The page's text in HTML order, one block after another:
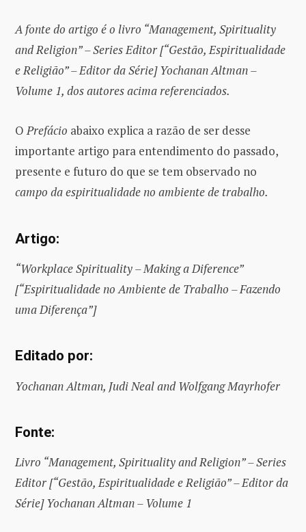
A fonte do artigo é o livro “Management, Spirituality
and Religion” – Series Editor [“Gestão, Espiritualidade
e Religião” – Editor da Série] Yochanan Altman –
Volume 1, dos autores acima referenciados.
OPrefácio abaixo explica a razão de ser desse
importante artigo para entendimento do passado,
presente e futuro do que se tem observado no
campo da espiritualidade no ambiente de trabalho.
Artigo:
“Workplace Spirituality – Making a Diference”
[“Espiritualidade no Ambiente de Trabalho – Fazendo
uma Diferença”]
Editado por:
Yochanan Altman, Judi Neal and Wolfgang Mayrhofer
Fonte:
Livro “Management, Spirituality and Religion” – Series
Editor [“Gestão, Espiritualidade e Religião” – Editor da
Série] Yochanan Altman – Volume 1